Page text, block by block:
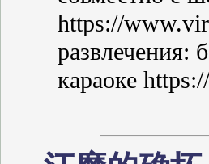
https://
развлечения:
караоке